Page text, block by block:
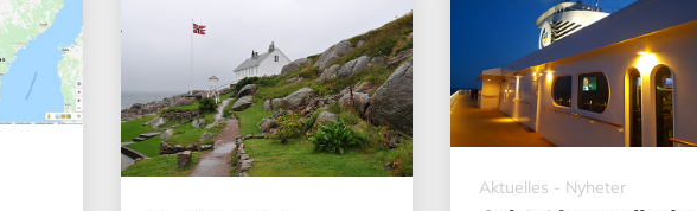
Aktuelles - Nyheter